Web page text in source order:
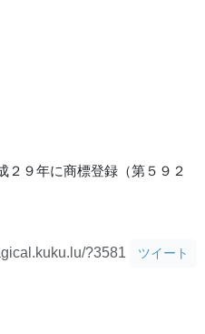
９年に商標登録（第５９２
?3581 ツイート